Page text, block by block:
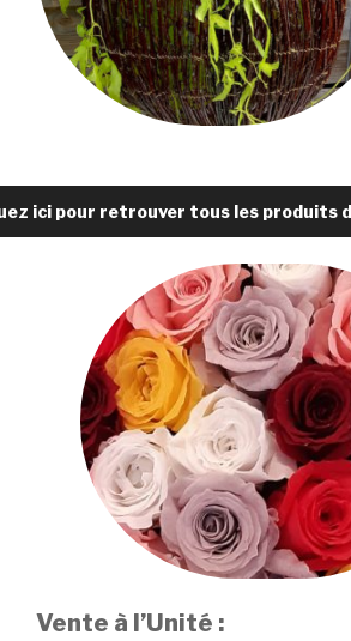
ici pour retrouver tous les produits
Vente à l’Unité :